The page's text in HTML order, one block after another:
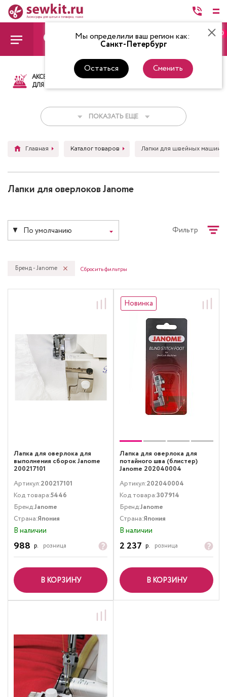
Мы определили ваш регион как:
Санкт-Петербург
Остаться Сменить
0
АКСЕССУАРЫ
ДЛЯ ШИТЬЯ
ТКАНИ НИТКИ
ПОКАЗАТЬ ЕЩЕ
Главная Каталог товаров Лапки для швейных машин
Лапки для оверлоков Janome
По умолчанию Фильтр
Бренд - Janome Сбросить фильтры
Лапка для оверлока для
выполнения сборок Janome
200217101
Артикул:200217101
Код товара:5446
Бренд:Janome
Страна:Япония
В наличии
988 р. розница
В КОРЗИНУ
Новинка
Лапка для оверлока для
потайного шва (блистер)
Janome 202040004
Артикул:202040004
Код товара:307914
Бренд:Janome
Страна:Япония
В наличии
2 237 р. розница
В КОРЗИНУ